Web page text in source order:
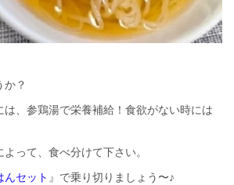
か？
は、参鶏湯で栄養補給！食欲がない時には
って、食べ分けて下さい。
んセット 』で乗り切りましょう〜♪